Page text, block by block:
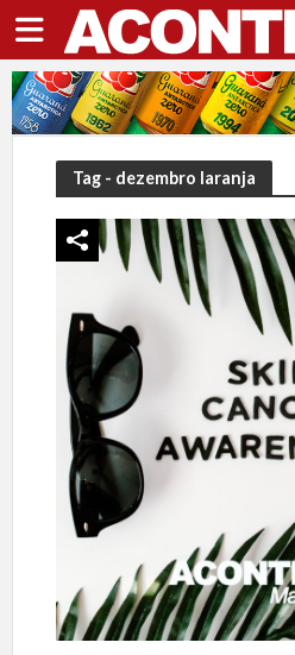
Tag - dezembro laranja